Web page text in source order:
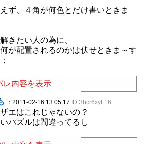
ず、４角が何色とだけ書いときま
きたい人の為に、
が配置されるのかは伏せときま～す
レ内容を表示
：2011-02-16 13:05:17 ID:3hcr6xyF16
エはこれじゃないの？
パズルは間違ってるし